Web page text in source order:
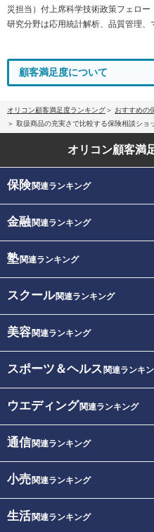
災担当）付上席科学技術政策フェロー
研究分野は応用統計解析、品質管理、
顧客満足度について
オリコン顧客満足度ランキング おすすめの
取扱商品の充実さで比較する保険相談ショ
オリコン顧客満
保険関連ランキング
金融関連ランキング
塾関連ランキング
スクール関連ランキング
美容関連ランキング
スポーツ＆ヘルス 関連ランキ
ウエディング関連ランキング
通信関連ランキング
小売関連ランキング
生活関連ランキング